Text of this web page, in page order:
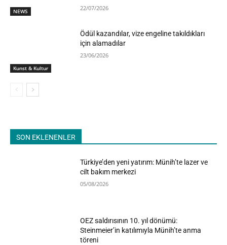
NEWS 22/07/2026
Kunst & Kultur
Ödül kazandılar, vize engeline takıldıkları
için alamadılar
23/06/2026
SON EKLENENLER
Türkiye’den yeni yatırım: Münih’te lazer ve
cilt bakım merkezi
05/08/2026
OEZ saldırısının 10. yıl dönümü:
Steinmeier’in katılımıyla Münih’te anma
töreni